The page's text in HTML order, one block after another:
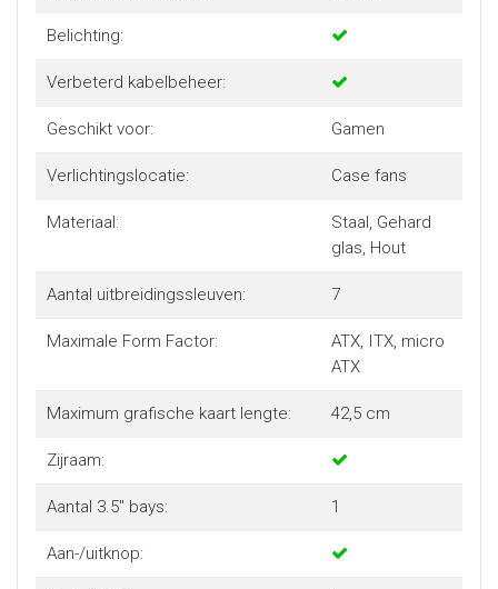
Belichting:
Verbeterd kabelbeheer:
Geschikt voor: Gamen
Verlichtingslocatie: Case fans
Materiaal:
Staal, Gehard
glas, Hout
Aantal uitbreidingssleuven: 7
Maximale Form Factor:
ATX, ITX, micro
ATX
Maximum grafische kaart lengte: 42,5 cm
Zijraam:
Aantal 3.5" bays: 1
Aan-/uitknop: